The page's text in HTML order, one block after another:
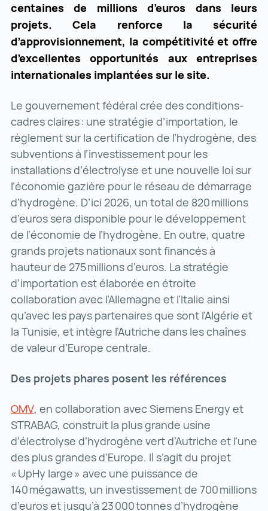
centaines de millions d’euros dans leurs
projets. Cela renforce la sécurité
d’approvisionnement, la compétitivité et offre
d’excellentes opportunités aux entreprises
internationales implantées sur le site.
Le gouvernement fédéral crée des conditions-
cadres claires : une stratégie d’importation, le
règlement sur la certification de l’hydrogène, des
subventions à l’investissement pour les
installations d’électrolyse et une nouvelle loi sur
l’économie gazière pour le réseau de démarrage
d’hydrogène. D’ici 2026, un total de 820 millions
d’euros sera disponible pour le développement
de l’économie de l’hydrogène. En outre, quatre
grands projets nationaux sont financés à
hauteur de 275 millions d’euros. La stratégie
d’importation est élaborée en étroite
collaboration avec l’Allemagne et l’Italie ainsi
qu’avec les pays partenaires que sont l’Algérie et
la Tunisie, et intègre l’Autriche dans les chaînes
de valeur d’Europe centrale.
Des projets phares posent les références
OMVOMV ()
, en collaboration avec Siemens Energy et
STRABAG, construit la plus grande usine
d’électrolyse d’hydrogène vert d’Autriche et l’une
des plus grandes d’Europe. Il s’agit du projet
« UpHy large » avec une puissance de
140 mégawatts, un investissement de 700 millions
d’euros et jusqu’à 23 000 tonnes d’hydrogène